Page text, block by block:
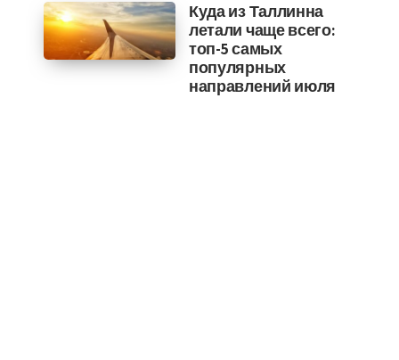
Куда из Таллинна
летали чаще всего:
топ-5 самых
популярных
направлений июля